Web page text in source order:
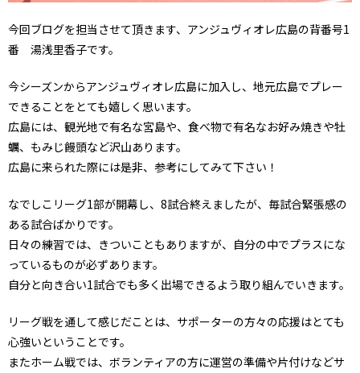
今回ブログを担当させて頂きます、アンジュヴィオレ広島の背番号1
番 湯浅里香子です。
今シーズンからアンジュヴィオレ広島に加入し、地元広島でプレー
できることをとても嬉しく思います。
広島には、観光地で有名な宮島や、食べ物で有名なお好み焼きや牡
蠣、もみじ饅頭など沢山あります。
広島に来られた際には是非、参考にしてみて下さい！
なでしこリーグ1部が開幕し、8試合終えましたが、毎試合緊張感の
ある試合ばかりです。
日々の練習では、きついこともありますが、自分の中でプラスにな
っているものが必ずあります。
自分と向き合い1試合でも多く出場できるよう取り組んでいきます。
リーグ戦を通して感じだことは、サポーターの方々の応援はとても
心強いということです。
またホーム戦では、ボランティアの方に運営の準備や片付けなどサ